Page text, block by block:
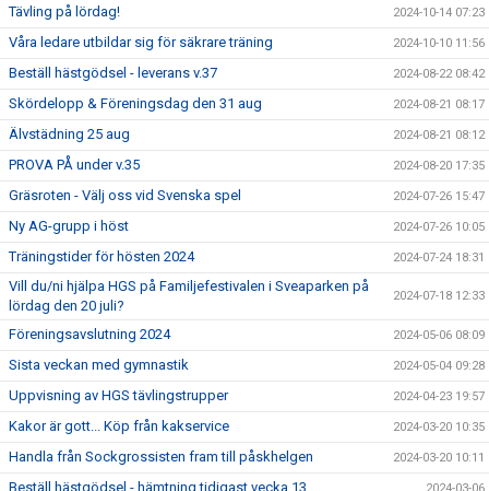
Tävling på lördag! 2024-10-14 07:23
Våra ledare utbildar sig för säkrare träning 2024-10-10 11:56
Beställ hästgödsel - leverans v.37 2024-08-22 08:42
Skördelopp & Föreningsdag den 31 aug 2024-08-21 08:17
Älvstädning 25 aug 2024-08-21 08:12
PROVA PÅ under v.35 2024-08-20 17:35
Gräsroten - Välj oss vid Svenska spel 2024-07-26 15:47
Ny AG-grupp i höst 2024-07-26 10:05
Träningstider för hösten 2024 2024-07-24 18:31
Vill du/ni hjälpa HGS på Familjefestivalen i Sveaparken på
lördag den 20 juli?
2024-07-18 12:33
Föreningsavslutning 2024 2024-05-06 08:09
Sista veckan med gymnastik 2024-05-04 09:28
Uppvisning av HGS tävlingstrupper 2024-04-23 19:57
Kakor är gott... Köp från kakservice 2024-03-20 10:35
Handla från Sockgrossisten fram till påskhelgen 2024-03-20 10:11
Beställ hästgödsel - hämtning tidigast vecka 13